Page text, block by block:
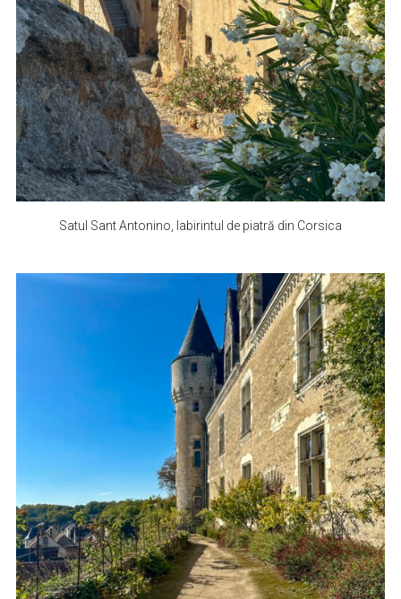
Satul Sant Antonino, labirintul de piatră din Corsica